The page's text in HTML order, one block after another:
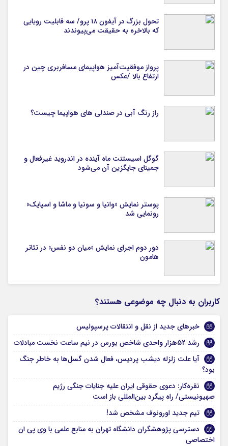
تحول بزرگ در آیفون ۱۸ پرو/ سه قابلیت رویایی
که بالاخره به حقیقت می‌پیوندند
پرواز موفقیت‌آمیز هواپیمای مسافربری چین در
ارتفاع بالا /عکس
راز رنگ آبی در صندلی های هواپیما چیست؟
گوگل اسیستنت ماه آینده در اندروید غیرفعال و
جمینای جایگزین آن می‌شود
پوستر نمایش «وانیا و سونیا و ماشا و اسپایک»
رونمایی شد
دور دوم اجرای نمایش «میان دو نفس» در تئاتر
هامون
کاربران به دنبال چه موضوعی هستند؟
خبرهای جدید از نقل و انتقالات پرسپولیس
رشد 52هزار واحدی شاخص بورس در نیم ساعت نخست مبادلات
آیا علت زلزله دیشب پردیس، فعال شدن گسل‌ها به خاطر جنگ
بود؟
نقره‌کار: دعوی حقوقی ایران علیه جنایات جنگی رژیم
صهیونیستی/ راه پیگرد بین‌المللی باز است
تیم جدید اورونوف مشخص شد!
دسترسی پژوهشگران دانشگاه تهران به منابع علمی با وی پی ان
اختصاصی